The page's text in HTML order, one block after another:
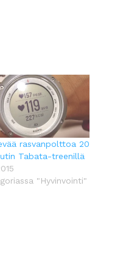
rasvanpolttoa 20
Tabata-treenillä
"Hyvinvointi"